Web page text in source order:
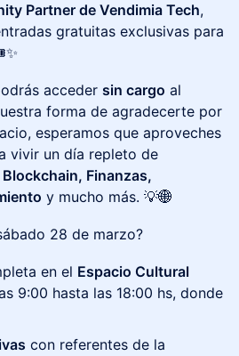
Partner de Vendimia Tech,
gratuitas exclusivas para
acceder sin cargo al
forma de agradecerte por
esperamos que aproveches
vivir un día repleto de
Blockchain, Finanzas,
y mucho más. 💡🌐
28 de marzo?
en el Espacio Cultural
9:00 hasta las 18:00 hs, donde
con referentes de la